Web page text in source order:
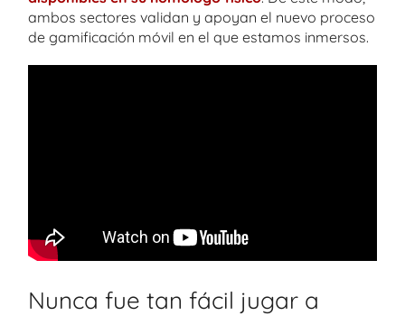
ambos sectores validan y apoyan el nuevo proceso
de gamificación móvil en el que estamos inmersos.
Nunca fue tan fácil jugar a